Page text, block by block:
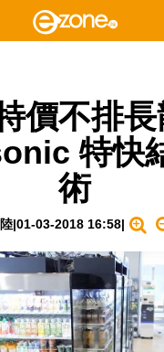
價不排長
特快
術
|01-03-2018 16:58|